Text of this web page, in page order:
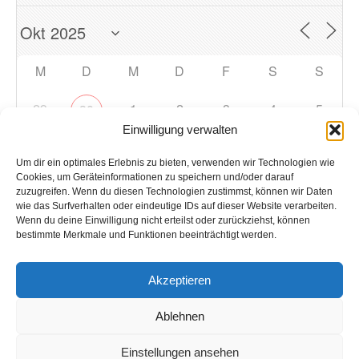
Einwilligung verwalten
Um dir ein optimales Erlebnis zu bieten, verwenden wir Technologien wie
Cookies, um Geräteinformationen zu speichern und/oder darauf
zuzugreifen. Wenn du diesen Technologien zustimmst, können wir Daten
wie das Surfverhalten oder eindeutige IDs auf dieser Website verarbeiten.
Wenn du deine Einwilligung nicht erteilst oder zurückziehst, können
bestimmte Merkmale und Funktionen beeinträchtigt werden.
Akzeptieren
Ablehnen
Einstellungen ansehen
M D M D F S S
29 30 1 2 3 4 5
6 10 11
13 14 15 16 17 18 19
27 28 29 30 31 1 2